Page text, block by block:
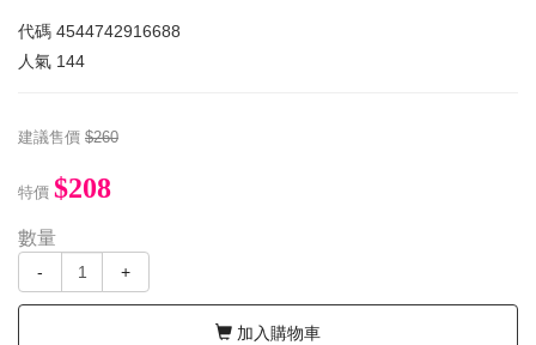
代碼 4544742916688
人氣 144
建議售價 $260
特價 $208
數量
- +
加入購物車